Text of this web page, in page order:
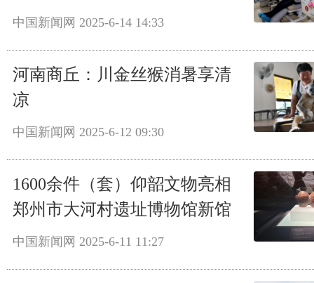
中国新闻网 2025-6-14 14:33
河南商丘：川金丝猴消暑享清
凉
中国新闻网 2025-6-12 09:30
1600余件（套）仰韶文物亮相
郑州市大河村遗址博物馆新馆
中国新闻网 2025-6-11 11:27